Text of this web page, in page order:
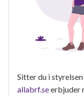
Sitter du i
allabrf.seerbjuder